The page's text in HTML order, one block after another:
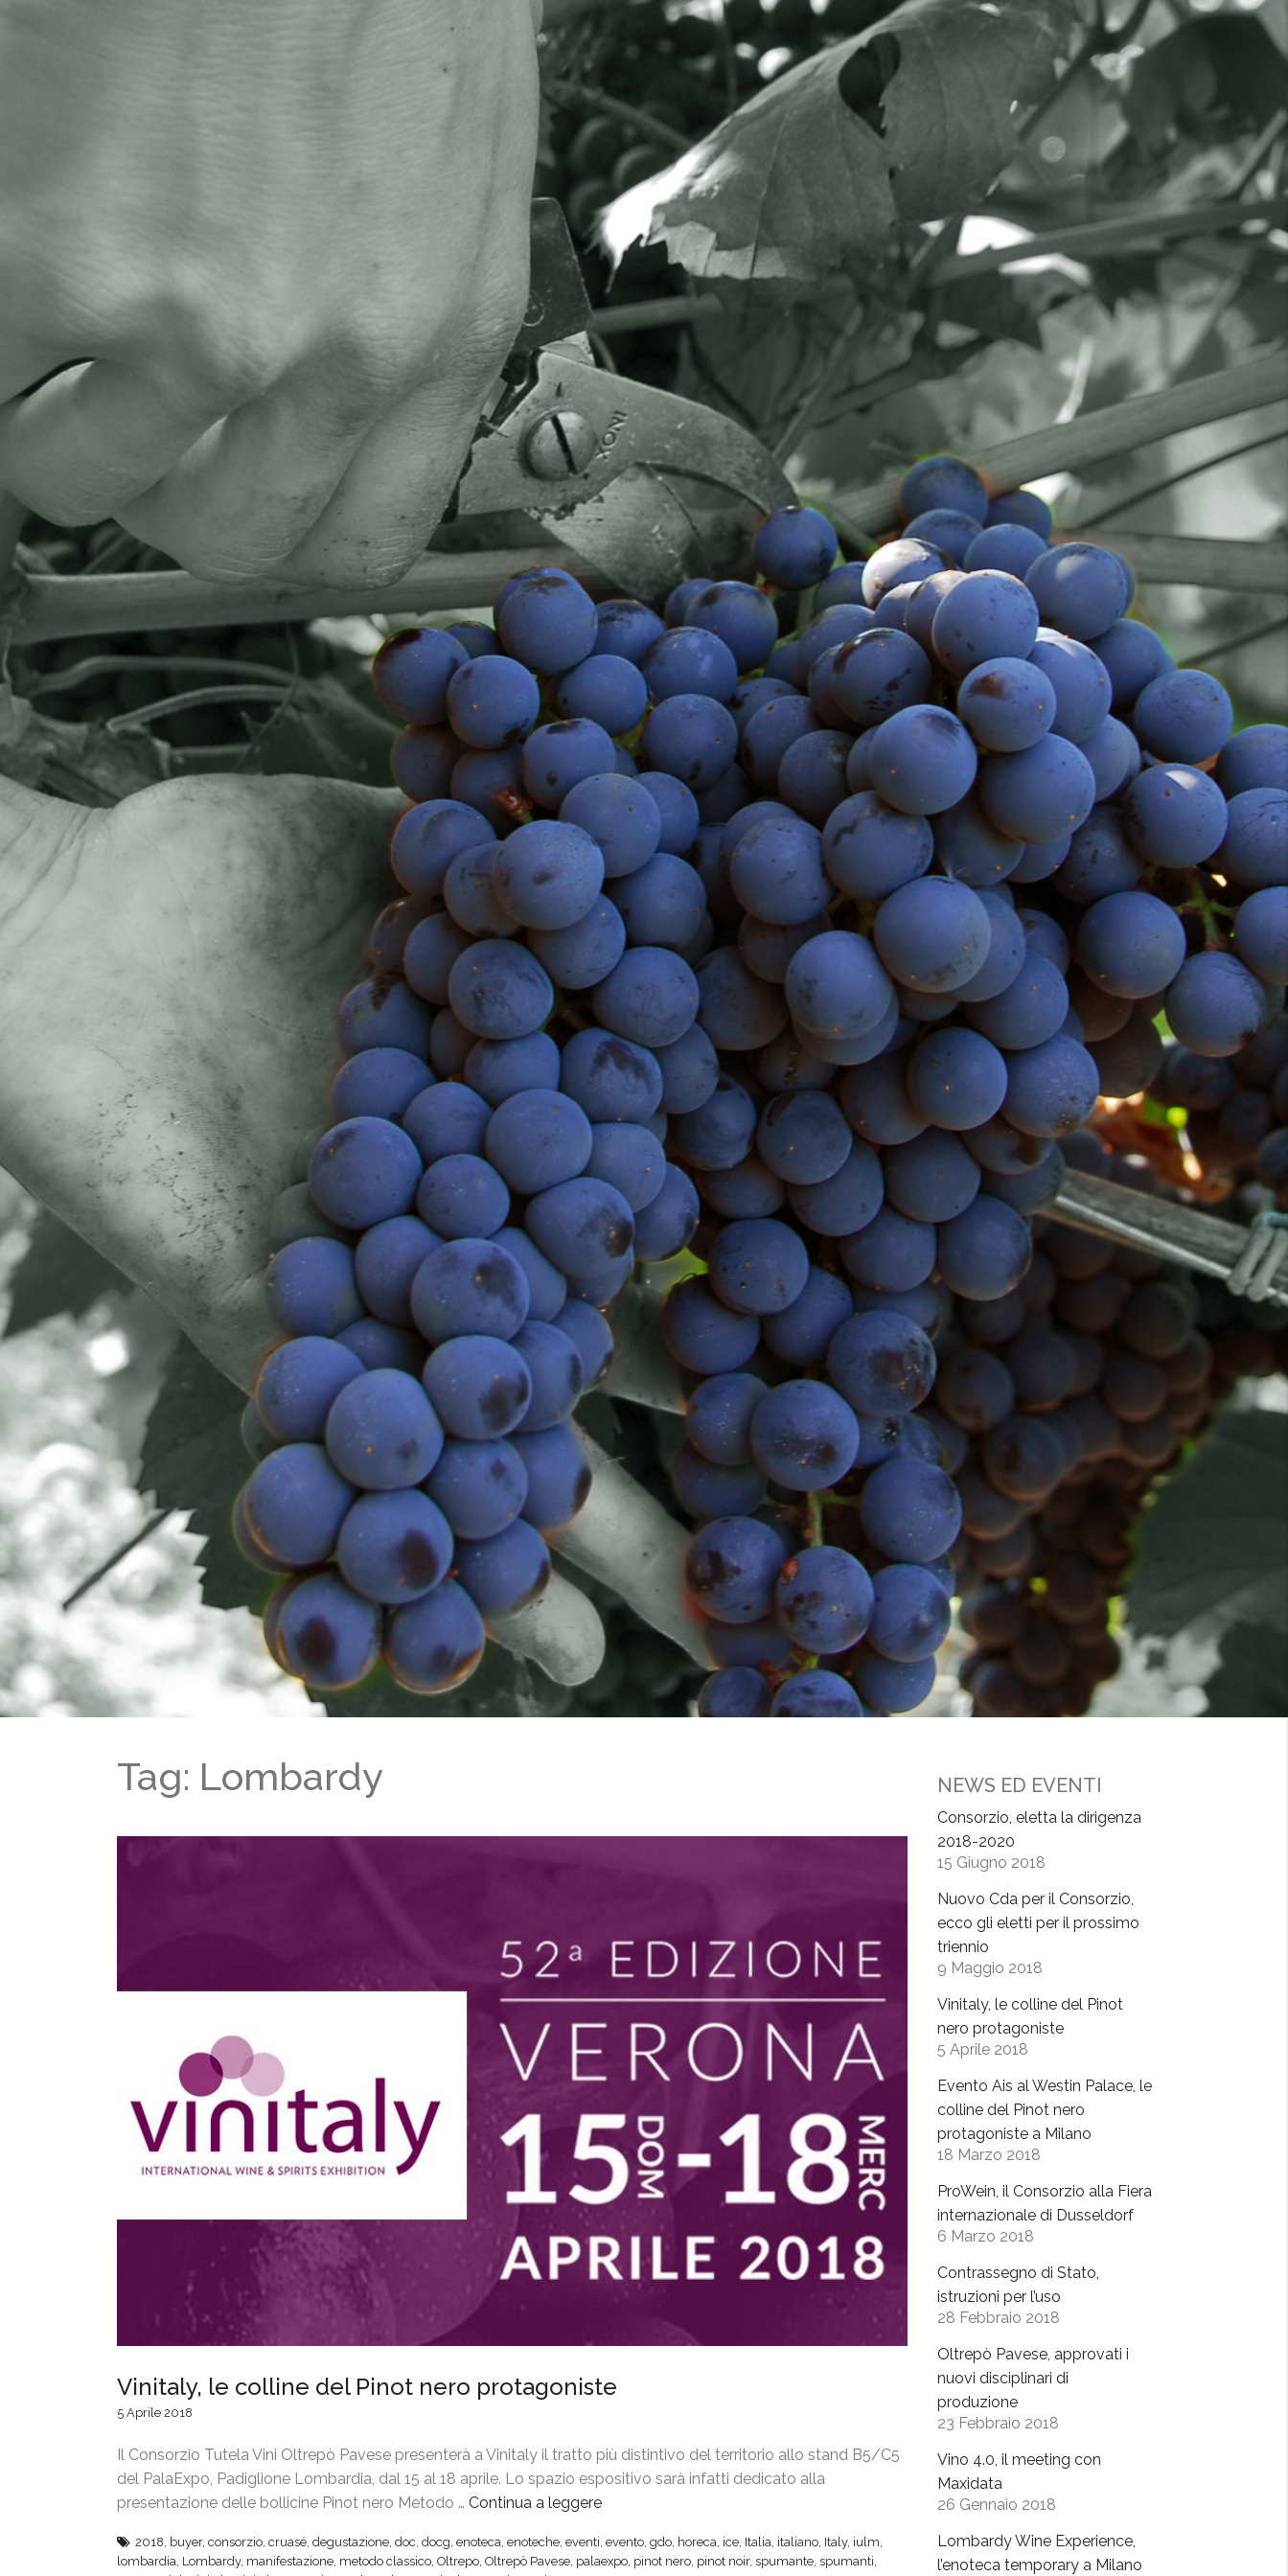
Tag: Lombardy
Vinitaly, le colline del Pinot nero protagoniste
5 Aprile 2018
Il Consorzio Tutela Vini Oltrepò Pavese presenterà a Vinitaly il tratto più distintivo del territorio allo stand B5/C5
del PalaExpo, Padiglione Lombardia, dal 15 al 18 aprile. Lo spazio espositivo sarà infatti dedicato alla
presentazione delle bollicine Pinot nero Metodo … Continua a leggere
2018, buyer, consorzio, cruasé, degustazione, doc, docg, enoteca, enoteche, eventi, evento, gdo, horeca, ice, Italia, italiano, Italy, iulm,
lombardia, Lombardy, manifestazione, metodo classico, Oltrepo, Oltrepò Pavese, palaexpo, pinot nero, pinot noir, spumante, spumanti,
NEWS ED EVENTI
Consorzio, eletta la dirigenza
2018-2020
15 Giugno 2018
Nuovo Cda per il Consorzio,
ecco gli eletti per il prossimo
triennio
9 Maggio 2018
Vinitaly, le colline del Pinot
nero protagoniste
5 Aprile 2018
Evento Ais al Westin Palace, le
colline del Pinot nero
protagoniste a Milano
18 Marzo 2018
ProWein, il Consorzio alla Fiera
internazionale di Dusseldorf
6 Marzo 2018
Contrassegno di Stato,
istruzioni per l’uso
28 Febbraio 2018
Oltrepò Pavese, approvati i
nuovi disciplinari di
produzione
23 Febbraio 2018
Vino 4.0, il meeting con
Maxidata
26 Gennaio 2018
Lombardy Wine Experience,
l’enoteca temporary a Milano